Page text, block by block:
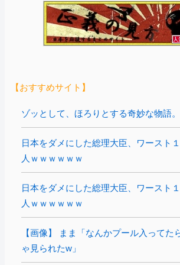
【おすすめサイト】
ゾッとして、ほろりとする奇妙な物語。
日本をダメにした総理大臣、ワースト
人ｗｗｗｗｗｗ
日本をダメにした総理大臣、ワースト
人ｗｗｗｗｗｗ
【画像】 まま「なんかプール入ってた
ゃ見られたw」